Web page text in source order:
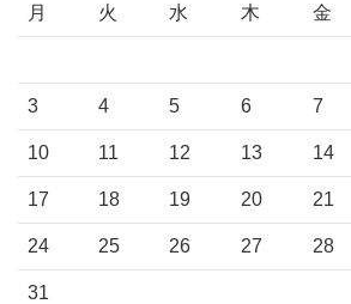
月 火 水 木 金
3 4 5 6 7
10 11 12 13 14
17 18 19 20 21
24 25 26 27 28
31